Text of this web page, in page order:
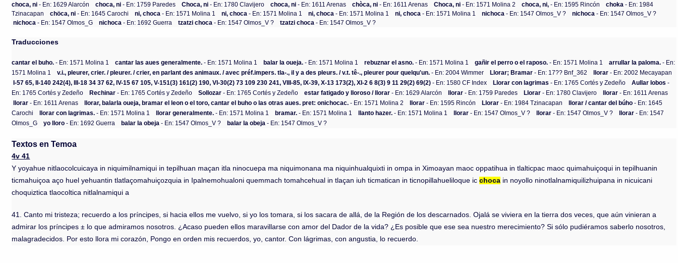
choca, ni - En: 1629 Alarcón choca, ni - En: 1759 Paredes Choca, ni - En: 1780 Clavijero choca, ni - En: 1611 Arenas chòca, ni - En: 1611 Arenas Choca, ni - En: 1571 Molina 2 choca, ni, - En: 1595 Rincón choka - En: 1984
Tzinacapan
chöca, ni - En: 1645 Carochi ni, choca - En: 1571 Molina 1 ni, choca - En: 1571 Molina 1 ni, choca - En: 1571 Molina 1 ni, choca - En: 1571 Molina 1 nichoca - En: 1547 Olmos_V ? nichoca - En: 1547 Olmos_V ?
nichoca - En: 1547 Olmos_G nichoca - En: 1692 Guerra tzatzi choca - En: 1547 Olmos_V ? tzatzi choca - En: 1547 Olmos_V ?
Traducciones
cantar el buho. - En: 1571 Molina 1 cantar las aues generalmente. - En: 1571 Molina 1 balar la oueja. - En: 1571 Molina 1 rebuznar el asno. - En: 1571 Molina 1 gañir el perro o el raposo. - En: 1571 Molina 1 arrullar la paloma. - En:
1571 Molina 1
v.i., pleurer, crier. / pleurer. / crier, en parlant des animaux. / avec préf.impers. tla-., il y a des pleurs. / v.t. tê-., pleurer pour quelqu'un. - En: 2004 Wimmer Llorar; Bramar - En: 17?? Bnf_362 llorar - En: 2002 Mecayapan
I-57 65, II-140 242(4), III-18 34 37 62, IV-15 67 105, V-151(3) 161(2) 190, VI-30(2) 73 109 230 241, VIII-85, IX-39, X-13 173(2), XI-2 6 8(3) 9 11 29(2) 69(2) - En: 1580 CF Index Llorar con lagrimas - En: 1765 Cortés y Zedeño Aullar lobos -
En: 1765 Cortés y Zedeño
Rechinar - En: 1765 Cortés y Zedeño Sollozar - En: 1765 Cortés y Zedeño estar fatigado y lloroso / llorar - En: 1629 Alarcón llorar - En: 1759 Paredes Llorar - En: 1780 Clavijero llorar - En: 1611 Arenas
llorar - En: 1611 Arenas llorar, balarla oueja, bramar el leon o el toro, cantar el buho o las otras aues. pret: onichocac. - En: 1571 Molina 2 llorar - En: 1595 Rincón Llorar - En: 1984 Tzinacapan llorar / cantar del búho - En: 1645
Carochi
llorar con lagrimas. - En: 1571 Molina 1 llorar generalmente. - En: 1571 Molina 1 bramar. - En: 1571 Molina 1 llanto hazer. - En: 1571 Molina 1 llorar - En: 1547 Olmos_V ? llorar - En: 1547 Olmos_V ? llorar - En: 1547
Olmos_G
yo lloro - En: 1692 Guerra balar la obeja - En: 1547 Olmos_V ? balar la obeja - En: 1547 Olmos_V ?
Textos en Temoa
4v 41
Y yoyahue nitlaocolcuicaya in niquimilnamiqui in tepilhuan maçan itla ninocuepa ma niquimonana ma niquinhualquixti in ompa in Ximoayan maoc oppatihua in tlalticpac maoc quimahuiçoqui in tepilhuanin
ticmahuiçoa aço huel yehuantin tlatlaçomahuiçozquia in Ipalnemohualoni quemmach tomahcehual in tlaçan iuh ticmatican in ticnopillahueliloque icchoca in noyollo ninotlalnamiquilizhuipana in nicuicani
choquiztica tlaocoltica nitlalnamiqui a
41. Canto mi tristeza; recuerdo a los príncipes, si hacia ellos me vuelvo, si yo los tomara, si los sacara de allá, de la Región de los descarnados. Ojalá se viviera en la tierra dos veces, que aún vinieran a
admirar los príncipes ± lo que admiramos nosotros. ¿Acaso pueden ellos maravillarse con amor del Dador de la vida? ¿Es posible que ese sea nuestro merecimiento? Si sólo pudiéramos saberlo nosotros,
malagradecidos. Por esto llora mi corazón, Pongo en orden mis recuerdos, yo, cantor. Con lágrimas, con angustia, lo recuerdo.